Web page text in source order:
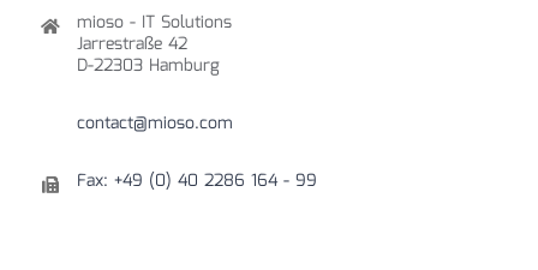
mioso - IT Solutions
Jarrestraße 42
D-22303 Hamburg
contact@mioso.com
Fax: +49 (0) 40 2286 164 - 99